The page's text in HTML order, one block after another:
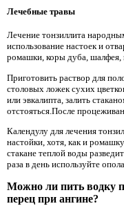
Лечебные травы
Лечение тонзиллита
использование настоек и
ромашки, коры дуба, шалфея,
Приготовить раствор для
столовых ложек сухих
или эвкалипта, залить
отстояться.После
Календулу для лечения
настойки, хотя, как и
стакане теплой воды
раза в день используйте
Можно ли пить водку
перец при ангине?